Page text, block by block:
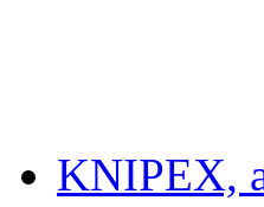
KNIPEX,